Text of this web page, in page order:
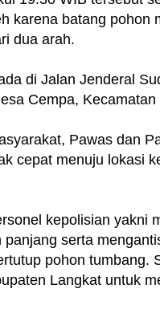
karena batang pohon
dua arah.
di Jalan Jenderal
Cempa,
Pawas dan
cepat menuju lokasi
kepolisian yakni
panjang serta
pohon tumbang.
Langkat untuk